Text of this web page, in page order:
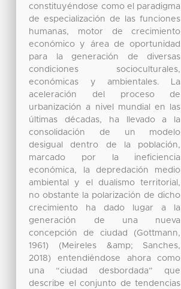
constituyéndose como el paradigma
de especialización de las funciones
humanas, motor de crecimiento
económico y área de oportunidad
para la generación de diversas
condiciones socioculturales,
económicas y ambientales. La
aceleración del proceso de
urbanización a nivel mundial en las
últimas décadas, ha llevado a la
consolidación de un modelo
desigual dentro de la población,
marcado por la ineficiencia
económica, la depredación medio
ambiental y el dualismo territorial,
no obstante la polarización de dicho
crecimiento ha dado lugar a la
generación de una nueva
concepción de ciudad (Gottmann,
1961) (Meireles &amp; Sanches,
2018) entendiéndose ahora como
una “ciudad desbordada” que
describe el conjunto de tendencias